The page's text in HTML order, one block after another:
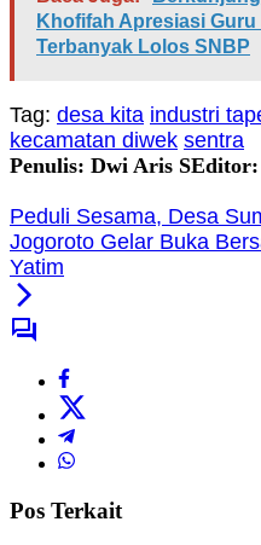
Khofifah Apresiasi
Terbanyak Lolos SNBP
Tag: desa kita industri
kecamatan diwek sentra
Penulis: Dwi Aris S
Peduli Sesama, Desa
Jogoroto Gelar Buka
Yatim
Pos Terkait